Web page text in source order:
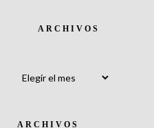
ARCHIVOS
ARCHIVOS